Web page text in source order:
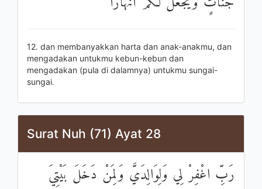
12. dan membanyakkan harta dan anak-anakmu, dan
mengadakan untukmu kebun-kebun dan
mengadakan (pula di dalamnya) untukmu sungai-
sungai.
Surat Nuh (71) Ayat 28
رَبِّ اغْفِرْ لِي وَلِوَالِدَيَّ وَلِمَنْ دَخَلَ بَيْتِيَ